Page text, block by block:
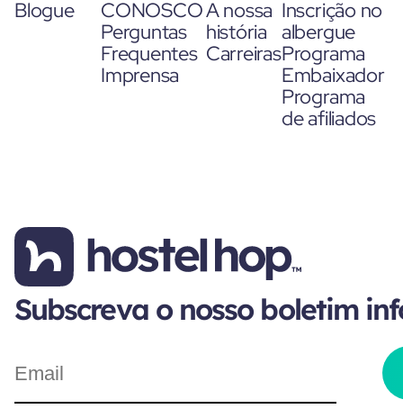
Blogue
CONOSCO
Perguntas
Frequentes
Imprensa
A nossa
história
Carreiras
Inscrição no
albergue
Programa
Embaixador
Programa
de afiliados
Subscreva o nosso boletim